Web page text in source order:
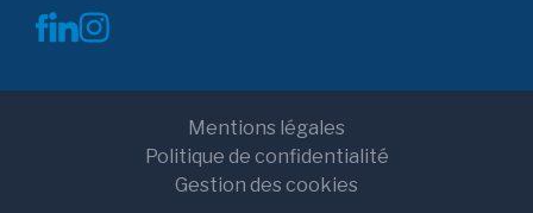
Mentions légales
Politique de confidentialité
Gestion des cookies